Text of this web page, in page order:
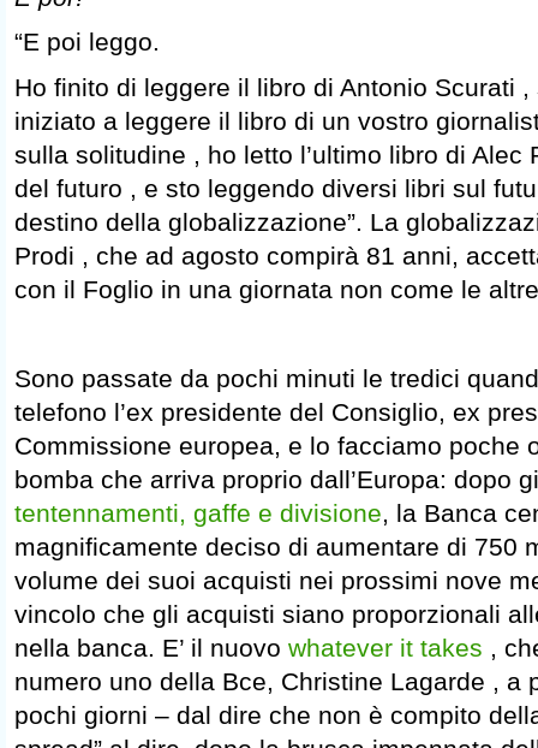
“E poi leggo.
Ho finito di leggere il libro di Antonio Scurati
iniziato a leggere il libro di un vostro
sulla solitudine , ho letto l’ultimo libro di Alec
del futuro , e sto leggendo diversi libri sul
destino della globalizzazione”. La
Prodi , che ad agosto compirà 81 anni,
con il Foglio in una giornata non come le
Sono passate da pochi minuti le tredici
telefono l’ex presidente del Consiglio, ex
Commissione europea, e lo facciamo poche
bomba che arriva proprio dall’Europa: dopo
tentennamenti, gaffe e divisione, la Banca
magnificamente deciso di aumentare di 750
volume dei suoi acquisti nei prossimi nove
vincolo che gli acquisti siano proporzionali
nella banca. E’ il nuovo whatever it takes ,
numero uno della Bce, Christine Lagarde , a
pochi giorni – dal dire che non è compito